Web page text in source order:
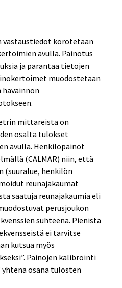
korotetaan
avulla. Painotus
ja parantaa tietojen
muodostetaan
mittareista on
osalta tulokset
avulla. Henkilöpainot
(CALMAR) niin, että
henkilön
reunajakaumat
saatuja reunajakaumia eli
perusjoukon
suhteena. Pienistä
ei tarvitse
kutsua myös
Painojen kalibrointi
osana tulosten